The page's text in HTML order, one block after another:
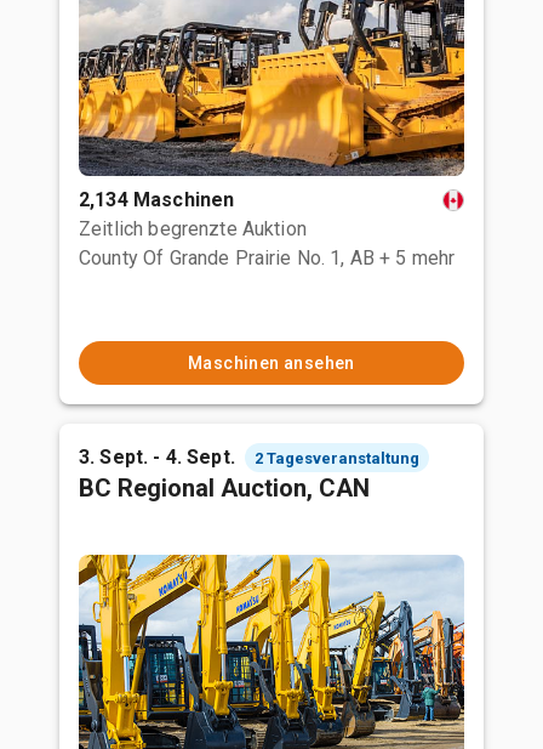
2,134 Maschinen
Zeitlich begrenzte Auktion
County Of Grande Prairie No. 1, AB + 5 mehr
Maschinen ansehen
3. Sept. - 4. Sept. 2 Tagesveranstaltung
BC Regional Auction, CAN